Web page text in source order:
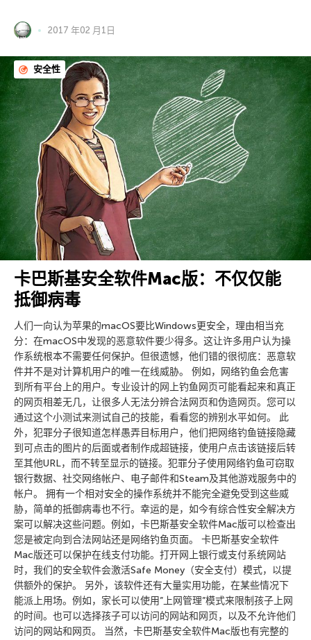
2017 年02 月1日
安全性
卡巴斯基安全软件Mac版：不仅仅能
抵御病毒
人们一向认为苹果的macOS要比Windows更安全，理由相当充
分：在macOS中发现的恶意软件要少得多。这让许多用户认为操
作系统根本不需要任何保护。但很遗憾，他们错的很彻底：恶意软
件并不是对计算机用户的唯一在线威胁。 例如，网络钓鱼会危害
到所有平台上的用户。专业设计的网上钓鱼网页可能看起来和真正
的网页相差无几，让很多人无法分辨合法网页和伪造网页。您可以
通过这个小测试来测试自己的技能，看看您的辨别水平如何。 此
外，犯罪分子很知道怎样愚弄目标用户，他们把网络钓鱼链接隐藏
到可点击的图片的后面或者制作成超链接，使用户点击该链接后转
至其他URL，而不转至显示的链接。犯罪分子使用网络钓鱼可窃取
银行数据、社交网络帐户、电子邮件和Steam及其他游戏服务中的
帐户。 拥有一个相对安全的操作系统并不能完全避免受到这些威
胁，简单的抵御病毒也不行。幸运的是，如今有综合性安全解决方
案可以解决这些问题。例如，卡巴斯基安全软件Mac版可以检查出
您是被定向到合法网站还是网络钓鱼页面。 卡巴斯基安全软件
Mac版还可以保护在线支付功能。打开网上银行或支付系统网站
时，我们的安全软件会激活Safe Money（安全支付）模式，以提
供额外的保护。 另外，该软件还有大量实用功能，在某些情况下
能派上用场。例如，家长可以使用”上网管理”模式来限制孩子上网
的时间。也可以选择孩子可以访问的网站和网页，以及不允许他们
访问的网站和网页。 当然，卡巴斯基安全软件Mac版也有完整的